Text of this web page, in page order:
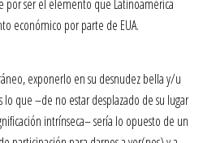
por ser el elemento que Latinoamérica
económico por parte de EUA.
exponerlo en su desnudez bella y/u
que –de no estar desplazado de su lugar
intrínseca– sería lo opuesto de un